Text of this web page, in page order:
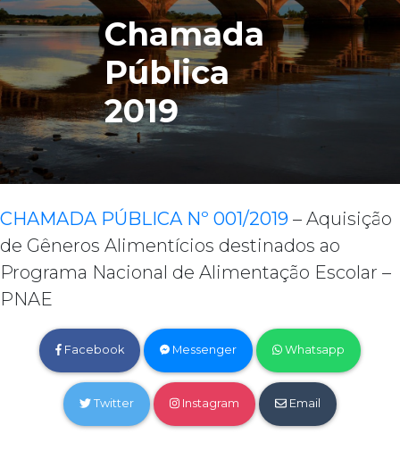
Chamada
Pública
2019
CHAMADA PÚBLICA Nº 001/2019 – Aquisição
de Gêneros Alimentícios destinados ao
Programa Nacional de Alimentação Escolar –
PNAE
Facebook Messenger Whatsapp
Twitter Instagram Email